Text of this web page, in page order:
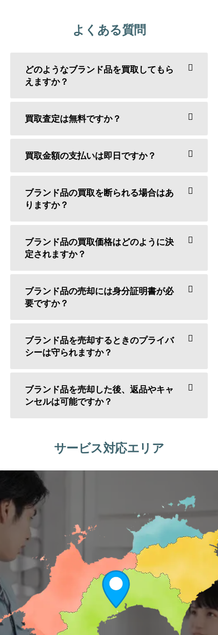
よくある質問
どのようなブランド品を買取してもら
えますか？
買取査定は無料ですか？
買取金額の支払いは即日ですか？
ブランド品の買取を断られる場合はあ
りますか？
ブランド品の買取価格はどのように決
定されますか？
ブランド品の売却には身分証明書が必
要ですか？
ブランド品を売却するときのプライバ
シーは守られますか？
ブランド品を売却した後、返品やキャ
ンセルは可能ですか？
サービス対応エリア